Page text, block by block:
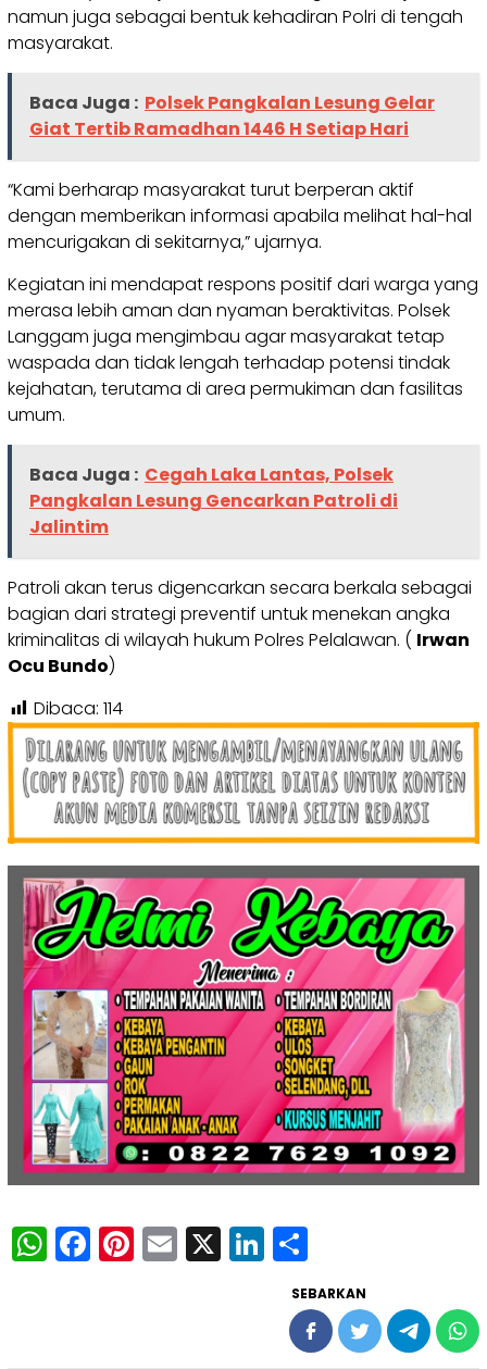
namun juga sebagai bentuk kehadiran Polri di tengah
masyarakat.
Baca Juga : Polsek Pangkalan Lesung Gelar
Giat Tertib Ramadhan 1446 H Setiap Hari
“Kami berharap masyarakat turut berperan aktif
dengan memberikan informasi apabila melihat hal-hal
mencurigakan di sekitarnya,” ujarnya.
Kegiatan ini mendapat respons positif dari warga yang
merasa lebih aman dan nyaman beraktivitas. Polsek
Langgam juga mengimbau agar masyarakat tetap
waspada dan tidak lengah terhadap potensi tindak
kejahatan, terutama di area permukiman dan fasilitas
umum.
Baca Juga : Cegah Laka Lantas, Polsek
Pangkalan Lesung Gencarkan Patroli di
Jalintim
Patroli akan terus digencarkan secara berkala sebagai
bagian dari strategi preventif untuk menekan angka
kriminalitas di wilayah hukum Polres Pelalawan. ( Irwan
Ocu Bundo)
Dibaca: 114
WhatsApp
Facebook
Pinterest
Email
X LinkedIn
SEBARKAN